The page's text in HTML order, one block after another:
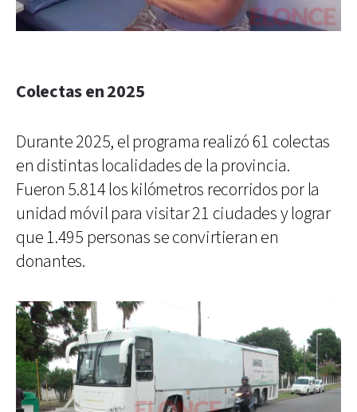
Colectas en 2025
Durante 2025, el programa realizó 61 colectas
en distintas localidades de la provincia.
Fueron 5.814 los kilómetros recorridos por la
unidad móvil para visitar 21 ciudades y lograr
que 1.495 personas se convirtieran en
donantes.